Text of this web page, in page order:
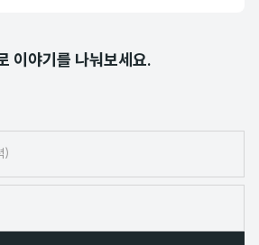
이야기를 나눠보세요.